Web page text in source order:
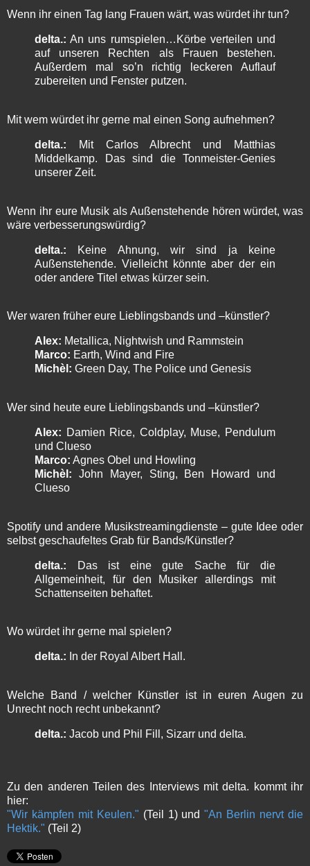
Wenn ihr einen Tag lang Frauen wärt, was würdet ihr tun?
delta.: An uns rumspielen…Körbe verteilen und
auf unseren Rechten als Frauen bestehen.
Außerdem mal so’n richtig leckeren Auflauf
zubereiten und Fenster putzen.
Mit wem würdet ihr gerne mal einen Song aufnehmen?
delta.: Mit Carlos Albrecht und Matthias
Middelkamp. Das sind die Tonmeister-Genies
unserer Zeit.
Wenn ihr eure Musik als Außenstehende hören würdet, was
wäre verbesserungswürdig?
delta.: Keine Ahnung, wir sind ja keine
Außenstehende. Vielleicht könnte aber der ein
oder andere Titel etwas kürzer sein.
Wer waren früher eure Lieblingsbands und –künstler?
Alex: Metallica, Nightwish und Rammstein
Marco: Earth, Wind and Fire
Michèl: Green Day, The Police und Genesis
Wer sind heute eure Lieblingsbands und –künstler?
Alex: Damien Rice, Coldplay, Muse, Pendulum
und Clueso
Marco: Agnes Obel und Howling
Michèl: John Mayer, Sting, Ben Howard und
Clueso
Spotify und andere Musikstreamingdienste – gute Idee oder
selbst geschaufeltes Grab für Bands/Künstler?
delta.: Das ist eine gute Sache für die
Allgemeinheit, für den Musiker allerdings mit
Schattenseiten behaftet.
Wo würdet ihr gerne mal spielen?
delta.: In der Royal Albert Hall.
Welche Band / welcher Künstler ist in euren Augen zu
Unrecht noch recht unbekannt?
delta.: Jacob und Phil Fill, Sizarr und delta.
Zu den anderen Teilen des Interviews mit delta. kommt ihr
hier:
"Wir kämpfen mit Keulen." (Teil 1) und"An Berlin nervt die
Hektik." (Teil 2)